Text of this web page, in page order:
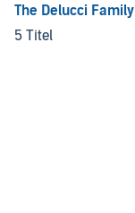
The Delucci Family
5 Titel